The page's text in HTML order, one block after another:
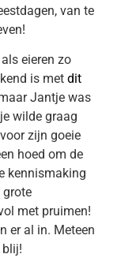
van te
eieren zo
is met dit
Jantje was
wilde graag
zijn goeie
hoed om de
kennismaking
grote
met pruimen!
er al in. Meteen
blij!